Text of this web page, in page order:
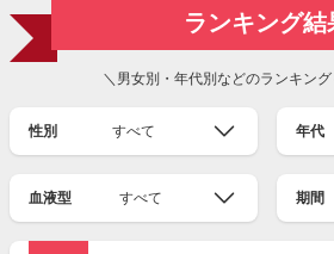
ランキング結
＼男女別・年代別などのランキン
性別 すべて 年代
血液型 すべて 期間